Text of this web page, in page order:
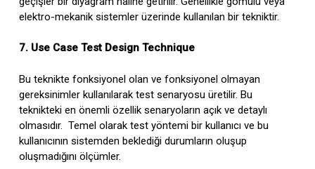
elektro-mekanik sistemler üzerinde kullanılan bir tekniktir.
7. Use Case Test Design Technique
Bu teknikte fonksiyonel olan ve fonksiyonel olmayan
gereksinimler kullanılarak test senaryosu üretilir. Bu
teknikteki en önemli özellik senaryoların açık ve detaylı
olmasıdır. Temel olarak test yöntemi bir kullanıcı ve bu
kullanıcının sistemden beklediği durumların oluşup
oluşmadığını ölçümler.